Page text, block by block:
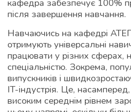
І ПРОГРАМИ
ВИКЛАДАЧІВ І
МАГІСТРІВ
ДЛЯ
КУРСИ
кафедра забезпечує 100%
після завершення навчання.
Навчаючись на кафедрі
отримують універсальні
працювати у різних
спеціальністю. Зокрема,
випускників і
IT-індустрія. Це,
високим середнім рівнем